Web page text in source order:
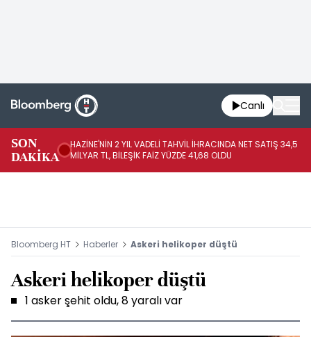
Canlı
SON
DAKİKA
HAZİNE'NİN 2 YIL VADELİ TAHVİL İHRACINDA NET SATIŞ 34,5
MİLYAR TL, BİLEŞİK FAİZ YÜZDE 41,68 OLDU
Bloomberg HT Haberler Askeri helikoper düştü
Askeri helikoper düştü
1 asker şehit oldu, 8 yaralı var